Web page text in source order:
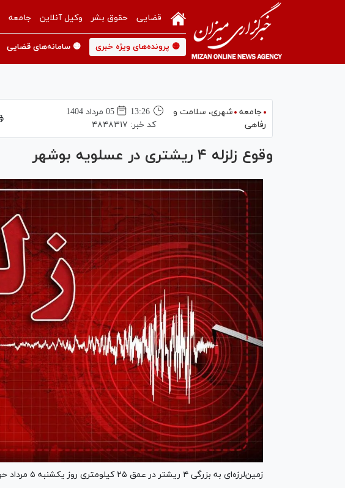
قضایی حقوق بشر وکیل آنلاین جامعه
🟡 پرونده‌های ویژه خبری 🟡 سامانه‌های قضایی
جامعه شهری،‌ سلامت و
رفاهی
13:26
05 مرداد 1404
کد خبر: ۴۸۴۸۳۱۷
وقوع زلزله ۴ ریشتری در عسلویه بوشهر
زمین‌لرزه‌ای به بزرگی ۴ ریشتر در عمق ۲۵ کیلومتری روز یکشنبه ۵ مرداد حوالی عسلویه رخ داد.